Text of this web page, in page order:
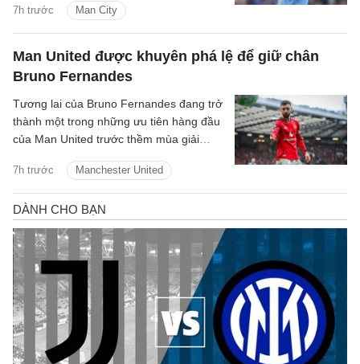
7h trước Man City
Man United được khuyên phá lệ để giữ chân
Bruno Fernandes
7h trước Manchester United
Tương lai của Bruno Fernandes đang trở
thành một trong những ưu tiên hàng đầu
của Man United trước thềm mùa giải